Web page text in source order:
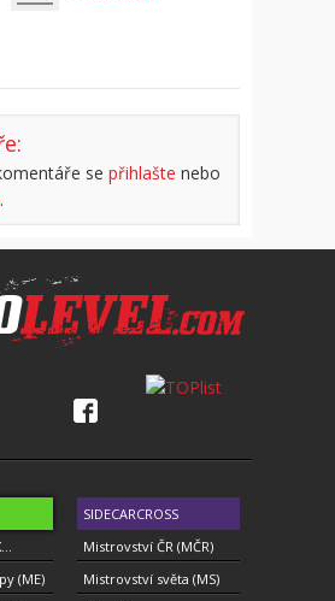
se přihlašte nebo
.
(ME)
SIDECARCROSS
Mistrovství ČR (MČR)
Mistrovství světa (MS)